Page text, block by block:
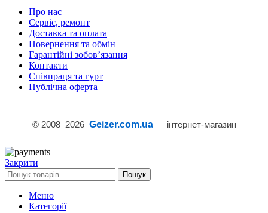
Про нас
Сервіс, ремонт
Доставка та оплата
Повернення та обмін
Гарантійні зобов’язання
Контакти
Співпраця та гурт
Публічна оферта
© 2008–2026 Geizer.com.ua— інтернет-магазин
Закрити
Пошук
Меню
Категорії